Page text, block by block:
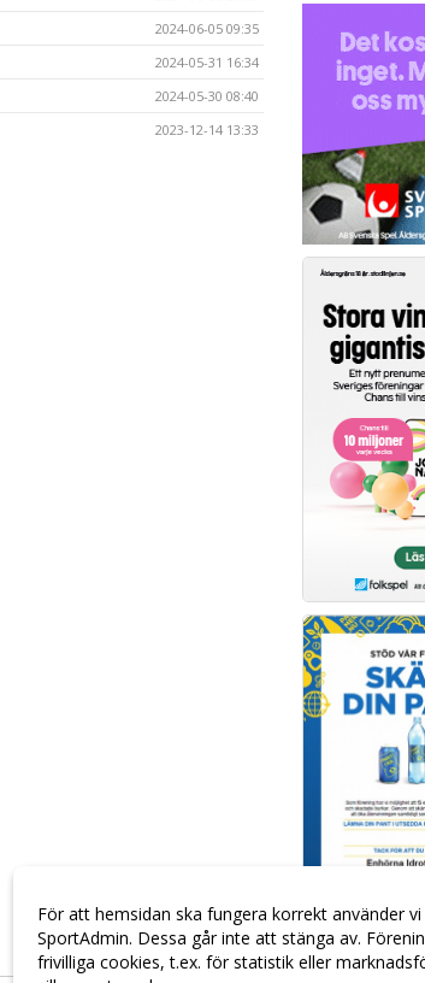
2024-06-05 09:35
2024-05-31 16:34
2024-05-30 08:40
2023-12-14 13:33
För att hemsidan ska fungera korrekt använder
SportAdmin. Dessa går inte att stänga av.
frivilliga cookies, t.ex. för statistik eller